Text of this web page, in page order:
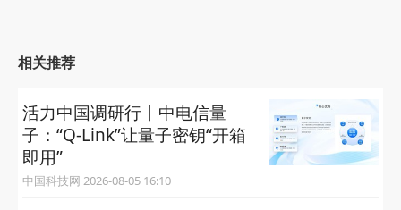
相关推荐
活力中国调研行丨中电信量
子：“Q-Link”让量子密钥“开箱
即用”
中国科技网 2026-08-05 16:10